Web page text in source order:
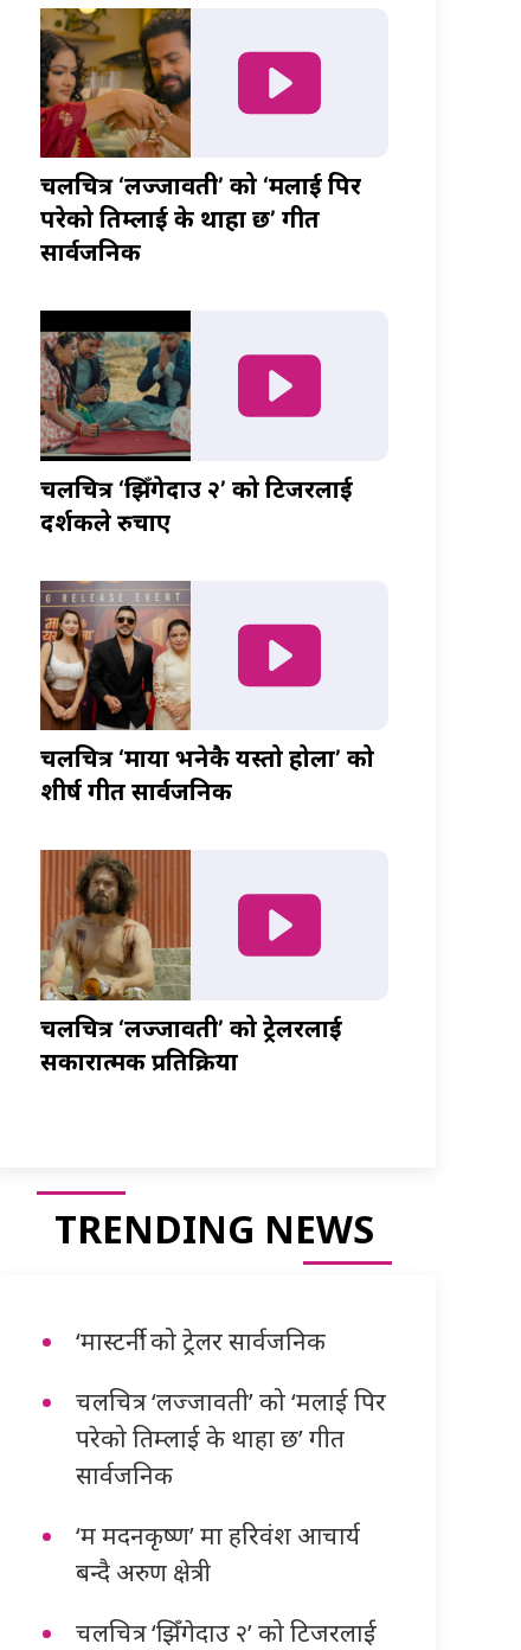
चलचित्र ‘लज्जावती’ को ‘मलाई पिर
परेको तिम्लाई के थाहा छ’ गीत
सार्वजनिक
चलचित्र ‘झिँगेदाउ २’ को टिजरलाई
दर्शकले रुचाए
चलचित्र ‘माया भनेकै यस्तो होला’ को
शीर्ष गीत सार्वजनिक
चलचित्र ‘लज्जावती’ को ट्रेलरलाई
सकारात्मक प्रतिक्रिया
TRENDING NEWS
‘मास्टर्नी’ को ट्रेलर सार्वजनिक
चलचित्र ‘लज्जावती’ को ‘मलाई पिर
परेको तिम्लाई के थाहा छ’ गीत
सार्वजनिक
‘म मदनकृष्ण’ मा हरिवंश आचार्य
बन्दै अरुण क्षेत्री
चलचित्र ‘झिँगेदाउ २’ को टिजरलाई